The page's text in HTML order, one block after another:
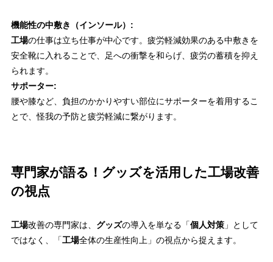
機能性の中敷き（インソール）:
工場の仕事は立ち仕事が中心です。疲労軽減効果のある中敷きを
安全靴に入れることで、足への衝撃を和らげ、疲労の蓄積を抑え
られます。
サポーター:
腰や膝など、負担のかかりやすい部位にサポーターを着用するこ
とで、怪我の予防と疲労軽減に繋がります。
専門家が語る！グッズを活用した工場改善
の視点
工場改善の専門家は、 グッズの導入を単なる「個人対策」として
ではなく、「工場全体の生産性向上」の視点から捉えます。